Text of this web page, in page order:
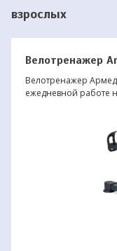
взрослых
Велотренажер
Велотренажер
ежедневной работе